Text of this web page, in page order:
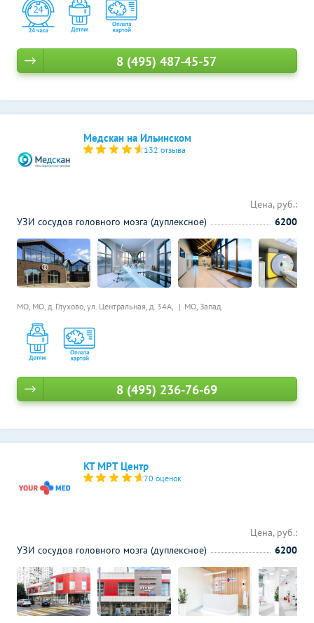
8 (495) 487-45-57
Медскан на Ильинском
132 отзыва
МО, МО, д. Глухово, ул. Центральная, д. 34А, МО, Запад
Цена, руб.:
УЗИ сосудов головного мозга (дуплексное)
6200
8 (495) 236-76-69
КТ МРТ Центр
70 оценок
Цена, руб.:
УЗИ сосудов головного мозга (дуплексное)
6200